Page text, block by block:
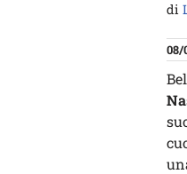
di
08/